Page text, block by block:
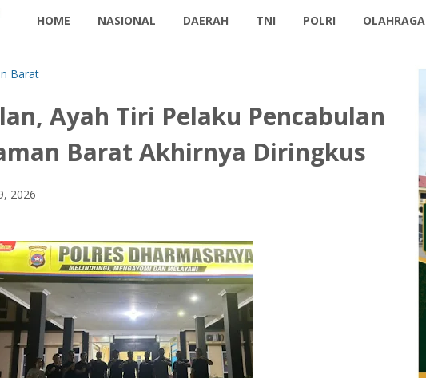
HOME NASIONAL DAERAH TNI POLRI OLAHRAGA
Barat
Ayah Tiri Pelaku Pencabulan
Barat Akhirnya Diringkus
2026